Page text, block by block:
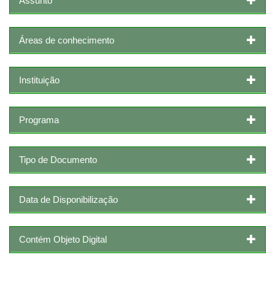
Áreas de conhecimento
Instituição
Programa
Tipo de Documento
Data de Disponibilização
Contém Objeto Digital